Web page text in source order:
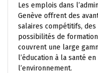
Les emplois dans
Genève offrent des
salaires compétitifs,
possibilités de
couvrent une large
l’éducation à la santé
l’environnement.